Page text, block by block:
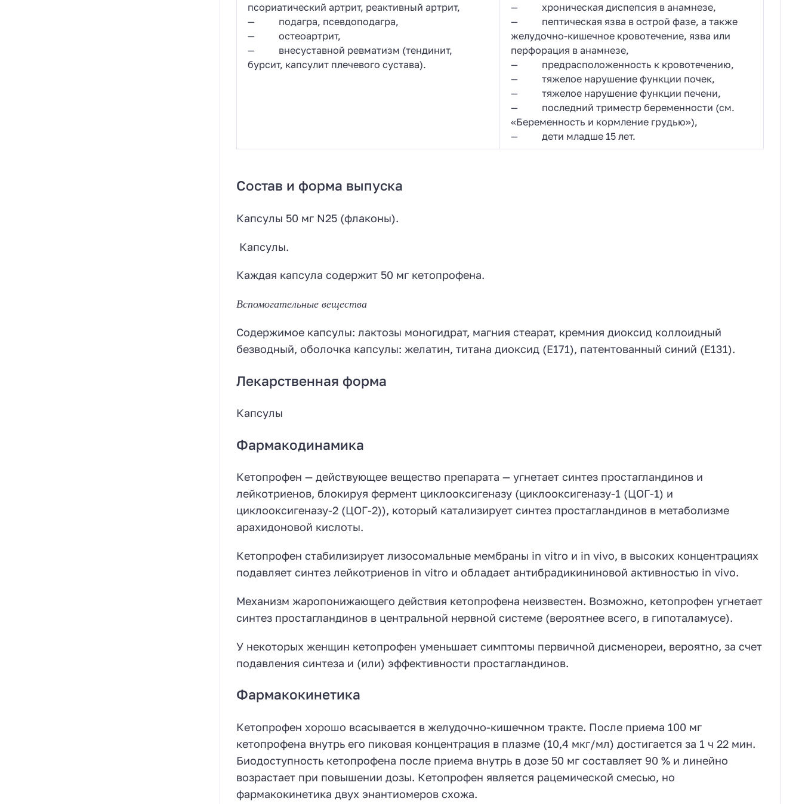
псориатический артрит, реактивный артрит,
— подагра, псевдоподагра,
— остеоартрит,
— внесуставной ревматизм (тендинит,
бурсит, капсулит плечевого сустава).
— хроническая диспепсия в анамнезе,
— пептическая язва в острой фазе, а также
желудочно-кишечное кровотечение, язва или
перфорация в анамнезе,
— предрасположенность к кровотечению,
— тяжелое нарушение функции почек,
— тяжелое нарушение функции печени,
— последний триместр беременности (см.
«Беременность и кормление грудью»),
— дети младше 15 лет.
Состав и форма выпуска
Капсулы 50 мг N25 (флаконы).
Капсулы.
Каждая капсула содержит 50 мг кетопрофена.
Вспомогательные вещества
Содержимое капсулы: лактозы моногидрат, магния стеарат, кремния диоксид коллоидный
безводный, оболочка капсулы: желатин, титана диоксид (E171), патентованный синий (Е131).
Лекарственная форма
Капсулы
Фармакодинамика
Кетопрофен — действующее вещество препарата — угнетает синтез простагландинов и
лейкотриенов, блокируя фермент циклооксигеназу (циклооксигеназу-1 (ЦОГ-1) и
циклооксигеназу-2 (ЦОГ-2)), который катализирует синтез простагландинов в метаболизме
арахидоновой кислоты.
Кетопрофен стабилизирует лизосомальные мембраны in vitro и in vivo, в высоких концентрациях
подавляет синтез лейкотриенов in vitro и обладает антибрадикининовой активностью in vivo.
Механизм жаропонижающего действия кетопрофена неизвестен. Возможно, кетопрофен угнетает
синтез простагландинов в центральной нервной системе (вероятнее всего, в гипоталамусе).
У некоторых женщин кетопрофен уменьшает симптомы первичной дисменореи, вероятно, за счет
подавления синтеза и (или) эффективности простагландинов.
Фармакокинетика
Кетопрофен хорошо всасывается в желудочно-кишечном тракте. После приема 100 мг
кетопрофена внутрь его пиковая концентрация в плазме (10,4 мкг/мл) достигается за 1 ч 22 мин.
Биодоступность кетопрофена после приема внутрь в дозе 50 мг составляет 90 % и линейно
возрастает при повышении дозы. Кетопрофен является рацемической смесью, но
фармакокинетика двух энантиомеров схожа.